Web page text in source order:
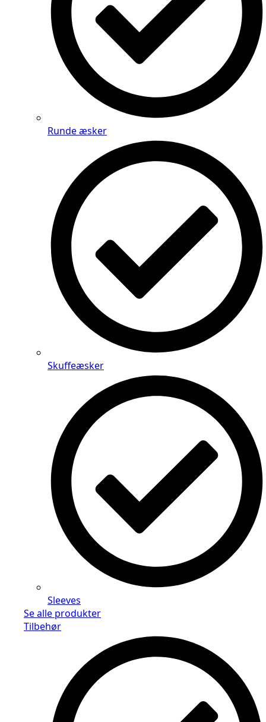
Runde æsker
Skuffeæsker
Sleeves
Se alle produkter
Tilbehør